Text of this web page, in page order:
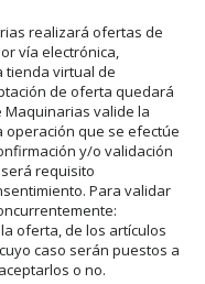
realizará ofertas de
vía electrónica,
tienda virtual de
de oferta quedará
Maquinarias valide la
operación que se efectúe
y/o validación
requisito
Para validar
oferta, de los artículos
caso serán puestos a
o no.